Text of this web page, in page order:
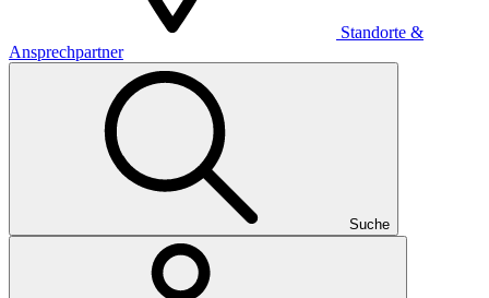
Standorte &
Ansprechpartner
Suche